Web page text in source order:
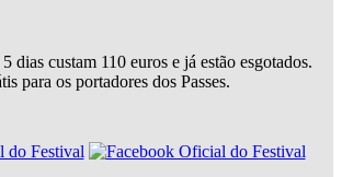
dias custam 110 euros e já estão esgotados.
para os portadores dos Passes.